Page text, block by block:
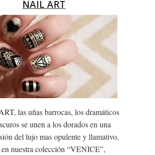
NAIL ART
las uñas barrocas, los dramáticos
se unen a los dorados en una
del lujo mas opulente y llamativo,
nuestra colección “VENICE”,